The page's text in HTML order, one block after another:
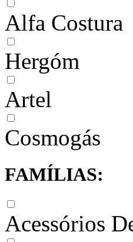
Alfa Costura
Hergóm
Artel
Cosmogás
FAMÍLIAS:
Acessórios